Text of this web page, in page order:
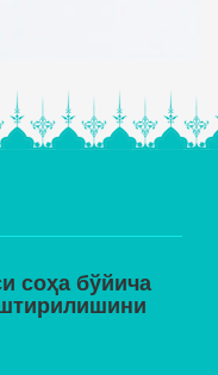
соҳа бўйича